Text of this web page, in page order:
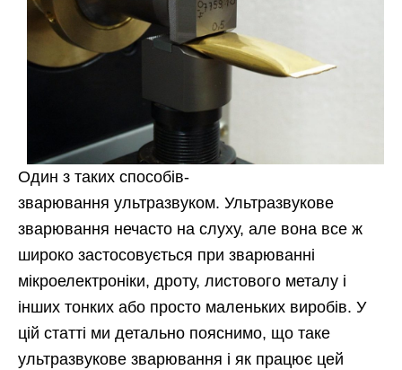
Один з таких способів-
зварювання ультразвуком. Ультразвукове
зварювання нечасто на слуху, але вона все ж
широко застосовується при зварюванні
мікроелектроніки, дроту, листового металу і
інших тонких або просто маленьких виробів. У
цій статті ми детально пояснимо, що таке
ультразвукове зварювання і як працює цей